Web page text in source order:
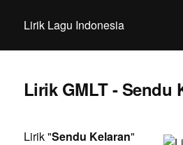
Lirik Lagu Indonesia
Lirik GMLT - Sendu
Lirik "Sendu Kelaran"